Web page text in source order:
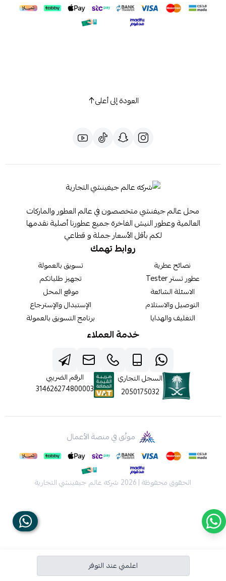
اعلمني عند التوفر
العودة إلى أعلى
محل عالم جيفنشي متخصصون في عالم العطور والماركات
العالمية وعطور النيش الفاخرة جميع عطورنا أصلية نقدمها
لكم بأقل الأسعار جملة و قطاعي
روابط تهمك
نصائح عطرية
عطور تستر Tester
الاسئلة الشائعة
التوصيل والاستلام
التغليف والهدايا
تسويق بالعمولة
تجهيز طلباتكم
موقع المحل
الإستبدال والإسترجاع
برنامج التسويق بالعمولة
خدمة العملاء
السجل التجاري
2050175032
الرقم الضريبي
314626274800003
موثّق في منصة الأعمال
الحقوق محفوظة | 2026 شركه عالم جيفينشي التجارية